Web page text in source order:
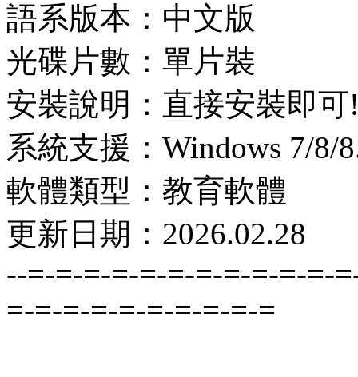
語系版本：中文版
光碟片數：單片裝
安裝說明：直接安裝即可
系統支援：Windows 7/8/
軟體類型：教育軟體
更新日期：2026.02.28
--=-=-=-=-=-=-=-=-=-=-=-
=-=-=-=-=-=-=-=-=-=